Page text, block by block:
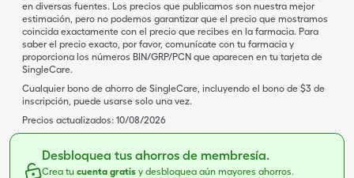
en diversas fuentes. Los precios que publicamos son nuestra mejor
estimación, pero no podemos garantizar que el precio que mostramos
coincida exactamente con el precio que recibes en la farmacia. Para
saber el precio exacto, por favor, comunícate con tu farmacia y
proporciona los números BIN/GRP/PCN que aparecen en tu tarjeta de
SingleCare.
Cualquier bono de ahorro de SingleCare, incluyendo el bono de $3 de
inscripción, puede usarse solo una vez.
Precios actualizados: 10/08/2026
Desbloquea tus ahorros de membresía.
Crea tu cuenta gratis y desbloquea aún mayores ahorros.